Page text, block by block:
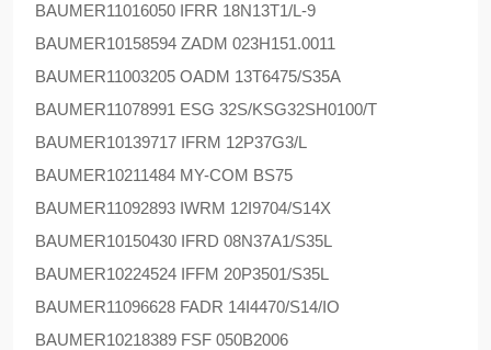
BAUMER11016050 IFRR 18N13T1/L-9
BAUMER10158594 ZADM 023H151.0011
BAUMER11003205 OADM 13T6475/S35A
BAUMER11078991 ESG 32S/KSG32SH0100/T
BAUMER10139717 IFRM 12P37G3/L
BAUMER10211484 MY-COM BS75
BAUMER11092893 IWRM 12I9704/S14X
BAUMER10150430 IFRD 08N37A1/S35L
BAUMER10224524 IFFM 20P3501/S35L
BAUMER11096628 FADR 14I4470/S14/IO
BAUMER10218389 FSF 050B2006